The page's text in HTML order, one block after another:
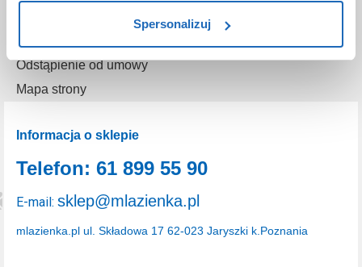
Aby uzyskać więcej informacji na temat plików plików
cookie, kliknij „Ustawienia plików cookie”.
plikach cookie”.
Spersonalizuj
Odstąpienie od umowy
Mapa strony
Informacja o sklepie
mlazienka.pl ul. Składowa 17 62-023 Jaryszki k.Poznania
Telefon: 61 899 55 90
E-mail: sklep@mlazienka.pl